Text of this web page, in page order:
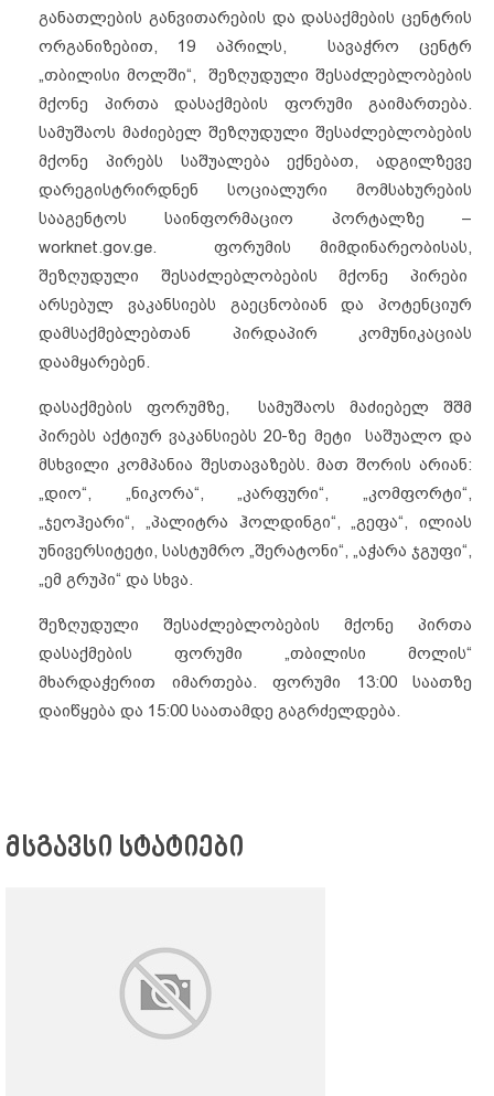
განათლების განვითარების და დასაქმების ცენტრის
ორგანიზებით, 19 აპრილს, სავაჭრო ცენტრ
„თბილისი მოლში“, შეზღუდული შესაძლებლობების
მქონე პირთა დასაქმების ფორუმი გაიმართება.
სამუშაოს მაძიებელ შეზღუდული შესაძლებლობების
მქონე პირებს საშუალება ექნებათ, ადგილზევე
დარეგისტრირდნენ სოციალური მომსახურების
სააგენტოს საინფორმაციო პორტალზე –
worknet.gov.ge. ფორუმის მიმდინარეობისას,
შეზღუდული შესაძლებლობების მქონე პირები
არსებულ ვაკანსიებს გაეცნობიან და პოტენციურ
დამსაქმებლებთან პირდაპირ კომუნიკაციას
დაამყარებენ.
დასაქმების ფორუმზე, სამუშაოს მაძიებელ შშმ
პირებს აქტიურ ვაკანსიებს 20-ზე მეტი საშუალო და
მსხვილი კომპანია შესთავაზებს. მათ შორის არიან:
„დიო“, „ნიკორა“, „კარფური“, „კომფორტი“,
„ჯეოჰეარი“, „პალიტრა ჰოლდინგი“, „გეფა“, ილიას
უნივერსიტეტი, სასტუმრო „შერატონი“, „აჭარა ჯგუფი“,
„ემ გრუპი“ და სხვა.
შეზღუდული შესაძლებლობების მქონე პირთა
დასაქმების ფორუმი „თბილისი მოლის“
მხარდაჭერით იმართება. ფორუმი 13:00 საათზე
დაიწყება და 15:00 საათამდე გაგრძელდება.
მსგავსი სტატიები